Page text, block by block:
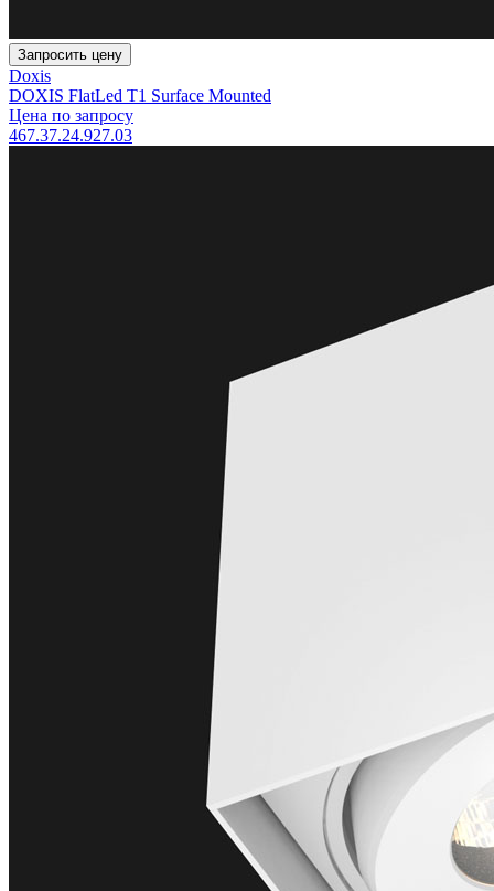
Запросить цену
Doxis
DOXIS FlatLed T1 Surface Mounted
Цена по запросу
467.37.24.927.03